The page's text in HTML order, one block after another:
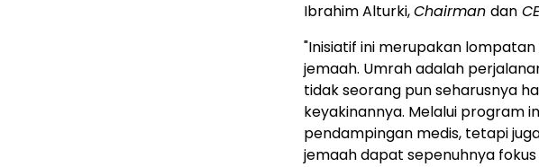
Ibrahim Alturki,Chairman dan
"Inisiatif ini merupakan
jemaah. Umrah adalah
tidak seorang pun seharusnya
keyakinannya. Melalui program
pendampingan medis, tetapi
jemaah dapat sepenuhnya